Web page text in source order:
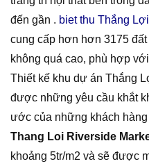
đến gần . biet thu Thắng
cung cấp hơn hơn 3175
không quá cao, phù hợp
Thiết kế khu dự án Thắng
được những yêu cầu khắt
ước của những khách hàng
Thang Loi Riverside
khoảng 5tr/m2 và sẽ được